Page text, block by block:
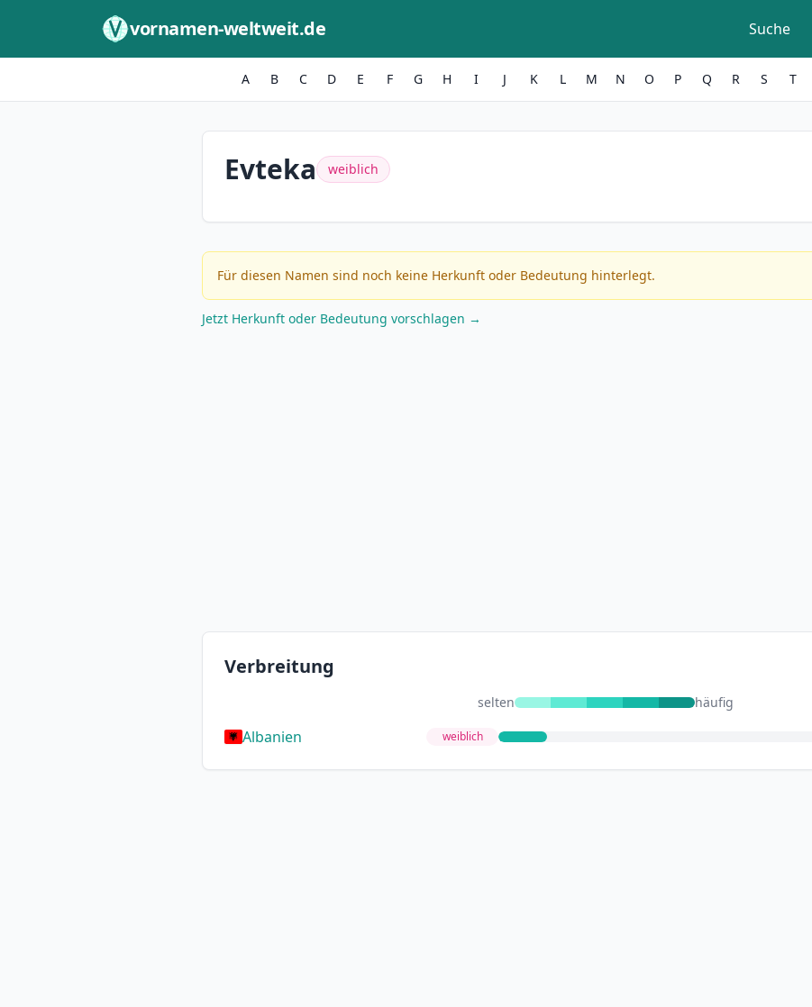
vornamen-weltweit.de Suche
A B C D E F G H I J K L M N O P Q R S T
Evteka weiblich
Für diesen Namen sind noch keine Herkunft oder Bedeutung hinterlegt.
Jetzt Herkunft oder Bedeutung vorschlagen →
Verbreitung
selten häufig
Albanien weiblich